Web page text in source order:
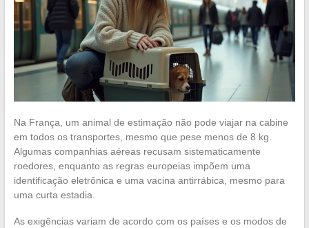
Na França, um animal de estimação não pode viajar na cabine
em todos os transportes, mesmo que pese menos de 8 kg.
Algumas companhias aéreas recusam sistematicamente
roedores, enquanto as regras europeias impõem uma
identificação eletrônica e uma vacina antirrábica, mesmo para
uma curta estadia.
As exigências variam de acordo com os países e os modos de